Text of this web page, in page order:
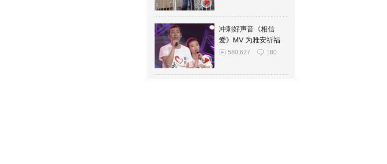
冲刺好声音《相信
爱》MV 为雅安祈福
580,627 180